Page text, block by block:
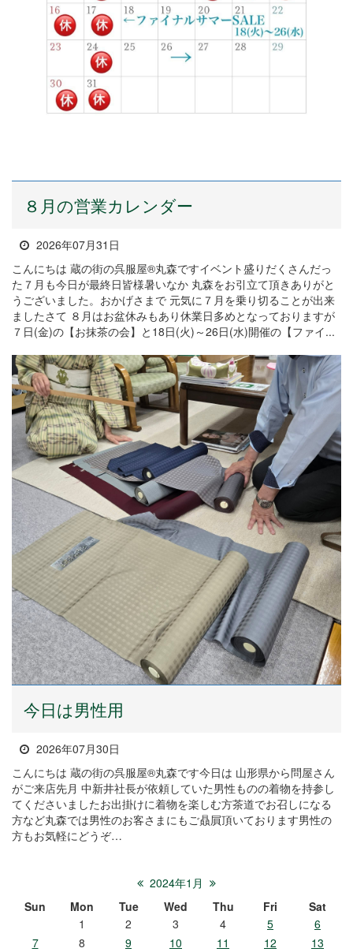
８月の営業カレンダー
2026年07月31日
こんにちは 蔵の街の呉服屋®丸森ですイベント盛りだくさんだっ
た７月も今日が最終日皆様暑いなか 丸森をお引立て頂きありがと
うございました。おかげさまで 元気に７月を乗り切ることが出来
ましたさて ８月はお盆休みもあり休業日多めとなっておりますが
７日(金)の【お抹茶の会】と18日(火)～26日(水)開催の【ファイ...
今日は男性用
2026年07月30日
こんにちは 蔵の街の呉服屋®丸森です今日は 山形県から問屋さん
がご来店先月 中新井社長が依頼していた男性ものの着物を持参し
てくださいましたお出掛けに着物を楽しむ方茶道でお召しになる
方など丸森では男性のお客さまにもご贔屓頂いております男性の
方もお気軽にどうぞ…
2024年1月
Sun
Mon Tue Wed Thu Fri
Sat
1
2 3 4 5
6
7
8 9 10 11 12
13